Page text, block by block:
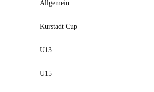
Allgemein
Kurstadt Cup
U13
U15